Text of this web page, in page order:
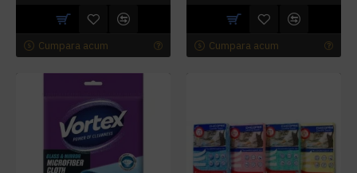
Cumpara acum Cumpara acum